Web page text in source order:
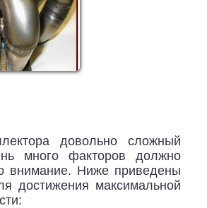
довольно сложный
много факторов должно
внимание. Ниже приведены
достижения максимальной